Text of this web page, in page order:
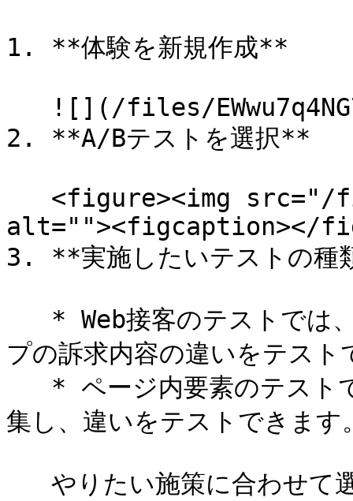
1. **体験を新規作成**
2. **A/Bテストを選択**
alt=""><figcaption></
3. **実施したいテストの種
プの訴求内容の違いをテスト
集し、違いをテストできます